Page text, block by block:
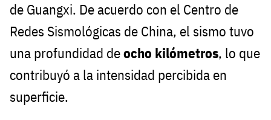
de Guangxi. De acuerdo con el Centro de
Redes Sismológicas de China, el sismo tuvo
una profundidad deocho kilómetros, lo que
contribuyó a la intensidad percibida en
superficie.